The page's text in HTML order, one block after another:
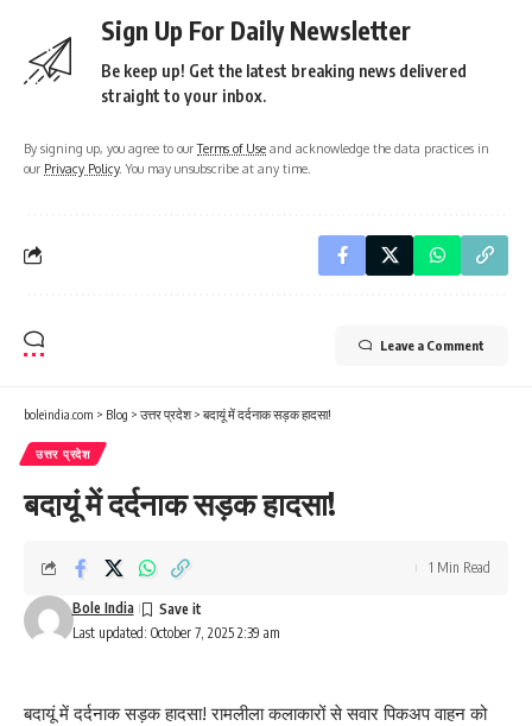
Sign Up For Daily Newsletter
Be keep up! Get the latest breaking news delivered
straight to your inbox.
By signing up, you agree to ourTerms of Use and acknowledge the data practices in
our Privacy Policy. You may unsubscribe at any time.
Leave a Comment
boleindia.com > Blog > उत्तर प्रदेश> बदायूं में दर्दनाक सड़क हादसा!
उत्तर प्रदेश
बदायूं में दर्दनाक सड़क हादसा!
Last updated: October 7, 2025 2:39 am
Bole India
1 Min Read
बदायूं में दर्दनाक सड़क हादसा! रामलीला कलाकारों से सवार पिकअप वाहन को